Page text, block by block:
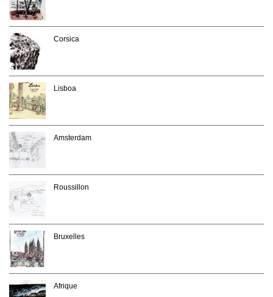
Corsica
Lisboa
Amsterdam
Roussillon
Bruxelles
Afrique